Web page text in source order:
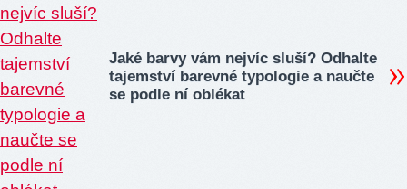
Jaké barvy vám nejvíc sluší? Odhalte
tajemství barevné typologie a naučte
se podle ní oblékat